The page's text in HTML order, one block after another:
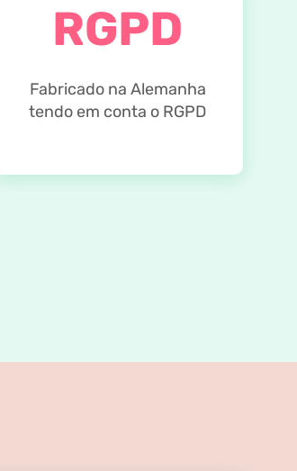
RGPD
Fabricado na Alemanha
tendo em conta o RGPD